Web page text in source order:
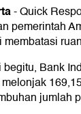
-Quick
pemerintah
begitu, Bank
jumlah